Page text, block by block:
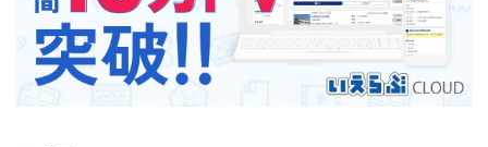
ユーザーインタビュー ホームページ制作実績